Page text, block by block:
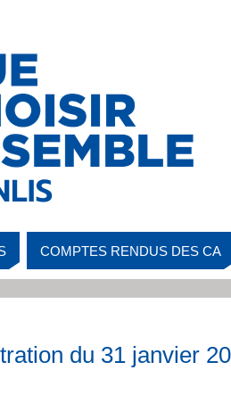
COMPTES RENDUS DES CA
du 31 janvier